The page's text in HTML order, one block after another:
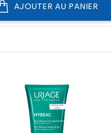
AJOUTER AU PANIER